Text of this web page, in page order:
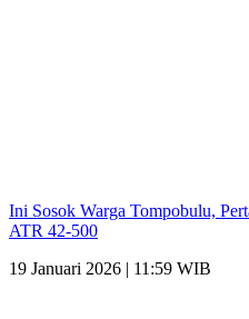
Ini Sosok Warga Tompobulu,
ATR 42-500
19 Januari 2026 | 11:59 WIB